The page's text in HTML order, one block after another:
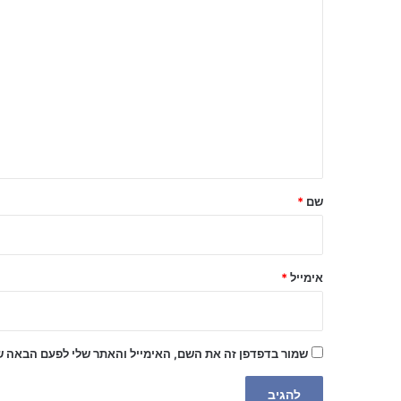
ל
שם *
אימייל *
שמור בדפדפן זה את השם, האימייל והאתר שלי לפעם הבאה